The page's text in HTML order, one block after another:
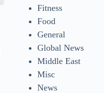
Fitness
Food
General
Global News
Middle East
Misc
News